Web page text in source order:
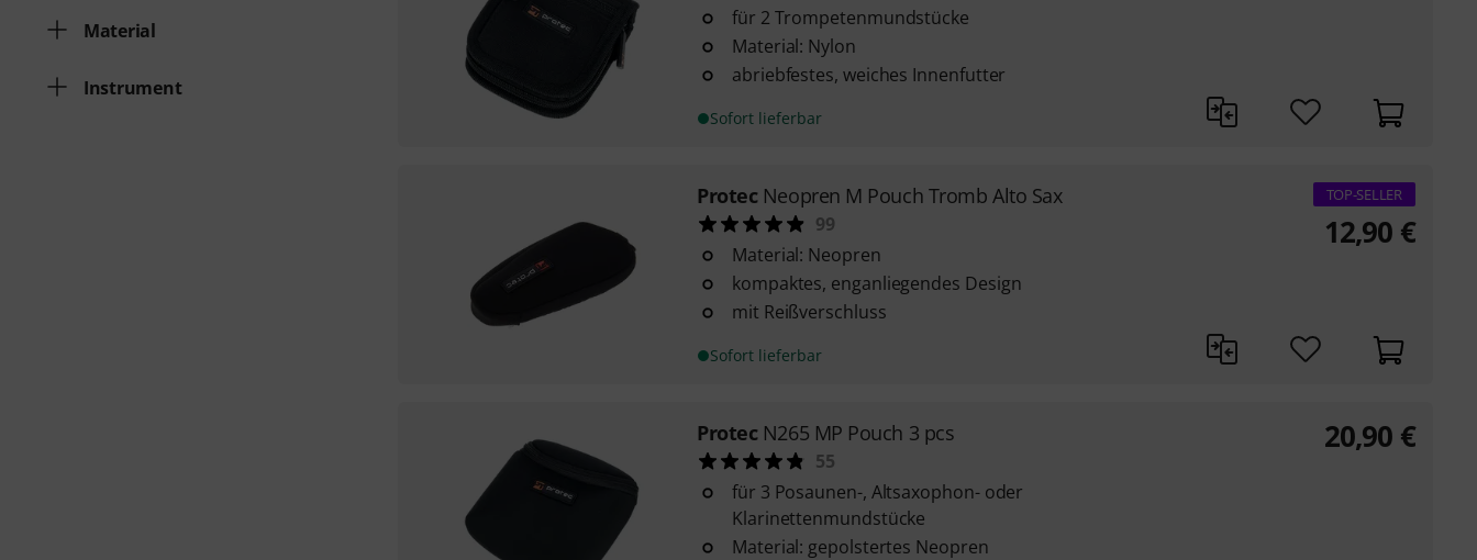
Material
Instrument
für 2 Trompetenmundstücke
Material: Nylon
abriebfestes, weiches Innenfutter
Sofort lieferbar
Protec Neopren M Pouch Tromb Alto Sax
99
Material: Neopren
kompaktes, enganliegendes Design
mit Reißverschluss
Sofort lieferbar
TOP-SELLER
12,90 €
Protec N265 MP Pouch 3 pcs
55
für 3 Posaunen-, Altsaxophon- oder
Klarinettenmundstücke
Material: gepolstertes Neopren
20,90 €